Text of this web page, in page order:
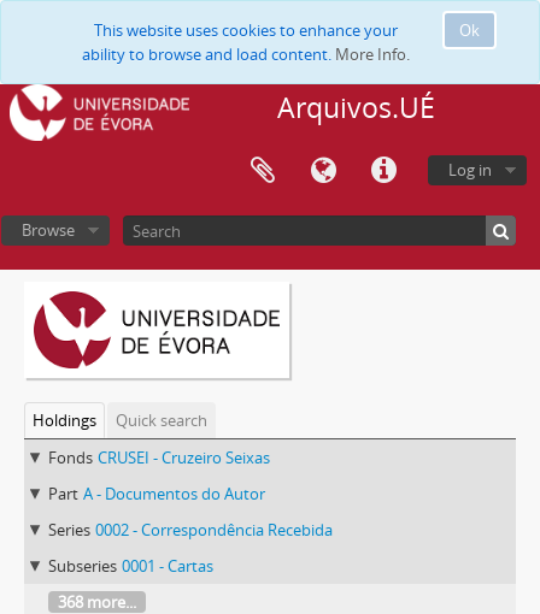
Ok
This website uses cookies to enhance your
ability to browse and load content. More Info.
Arquivos.UÉ
Log in
Browse
Holdings
Quick search
Fonds CRUSEI - Cruzeiro Seixas
Part A - Documentos do Autor
Series 0002 - Correspondência Recebida
Subseries 0001 - Cartas
368 more...